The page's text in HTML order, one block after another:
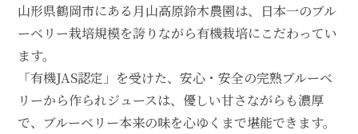
山形県鶴岡市にある月山高原鈴木農園は、日本一のブル
ーベリー栽培規模を誇りながら有機栽培にこだわってい
ます。
「有機JAS認定」を受けた、安心・安全の完熟ブルーベ
リーから作られジュースは、優しい甘さながらも濃厚
で、ブルーベリー本来の味を心ゆくまで堪能できます。